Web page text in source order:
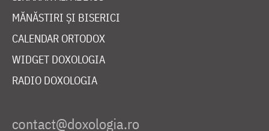
MĂNĂSTIRI ȘI BISERICI
CALENDAR ORTODOX
WIDGET DOXOLOGIA
RADIO DOXOLOGIA